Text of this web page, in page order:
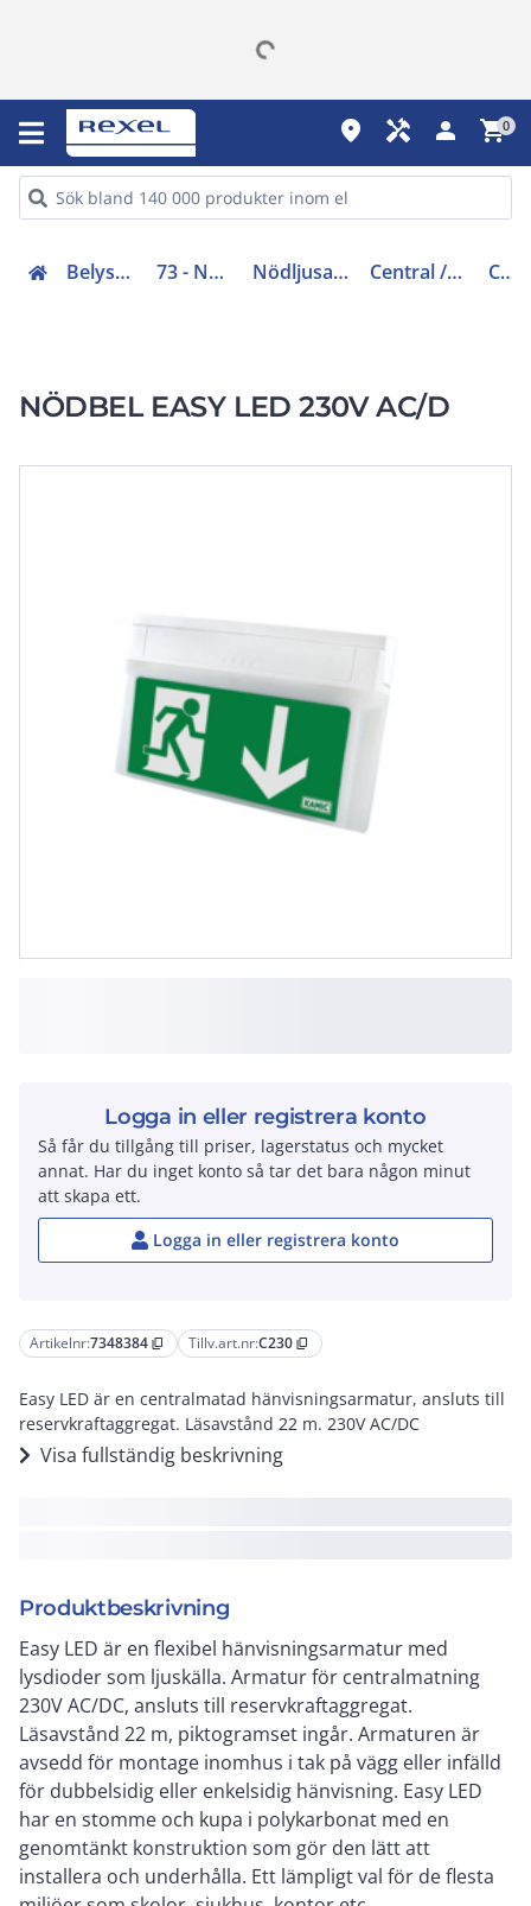
place handyman person shopping_cart0
Belysning (70-83) 73 - Nödbelysning Nödljusarmaturer LED Central /Central batteri C230
NÖDBEL EASY LED 230V AC/D
Artikelnr:7348384 content_copy Tillv.art.nr:C230 content_copy
Easy LED är en centralmatad hänvisningsarmatur, ansluts till
reservkraftaggregat. Läsavstånd 22 m. 230V AC/DC
Visa fullständig beskrivning
Produktbeskrivning
Easy LED är en flexibel hänvisningsarmatur med
lysdioder som ljuskälla. Armatur för centralmatning
230V AC/DC, ansluts till reservkraftaggregat.
Läsavstånd 22 m, piktogramset ingår. Armaturen är
avsedd för montage inomhus i tak på vägg eller infälld
för dubbelsidig eller enkelsidig hänvisning. Easy LED
har en stomme och kupa i polykarbonat med en
genomtänkt konstruktion som gör den lätt att
installera och underhålla. Ett lämpligt val för de flesta
Logga in eller registrera konto
Så får du tillgång till priser, lagerstatus och mycket
annat. Har du inget konto så tar det bara någon minut
att skapa ett.
Logga in eller registrera konto